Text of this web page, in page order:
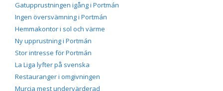
Gatupprustningen igång i Portmán
Ingen översvämning i Portmán
Hemmakontor i sol och värme
Ny upprustning i Portmán
Stor intresse för Portmán
La Liga lyfter på svenska
Restauranger i omgivningen
Murcia mest undervärderad